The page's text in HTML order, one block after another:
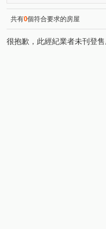
蘭州街(1) 康福街
中正五街(1)
明新街(1)
共有0個符合要求的房屋
很抱歉，此經紀業者未刊登售